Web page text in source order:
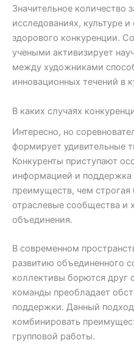
Значительное количество
исследованиях, культуре
здорового конкуренции.
учеными активизирует
между художниками
инновационных течений в
В каких случаях
Интересно, но
формирует удивительные
Конкуренты приступают
информацией и поддержка
преимуществ, чем строгая
отраслевые сообщества и
объединения.
В современном
развитию объединенного
коллективы борются друг
команды преобладает
поддержки. Данный подход
комбинировать
групповой работы.